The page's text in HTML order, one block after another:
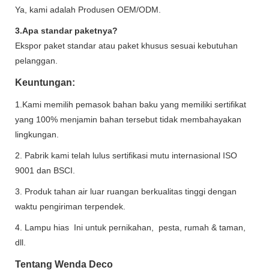
Ya, kami adalah Produsen OEM/ODM.
3.Apa standar paketnya?
Ekspor paket standar atau paket khusus sesuai kebutuhan
pelanggan.
Keuntungan:
1.Kami memilih pemasok bahan baku yang memiliki sertifikat
yang 100% menjamin bahan tersebut tidak membahayakan
lingkungan.
2. Pabrik kami telah lulus sertifikasi mutu internasional ISO
9001 dan BSCI.
3. Produk tahan air luar ruangan berkualitas tinggi dengan
waktu pengiriman terpendek.
4. Lampu hias Ini untuk pernikahan, pesta, rumah & taman,
dll.
Tentang Wenda Deco